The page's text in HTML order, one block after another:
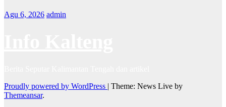
Agu 6, 2026 admin
Proudly powered by WordPress | Theme: News Live by
Themeansar.